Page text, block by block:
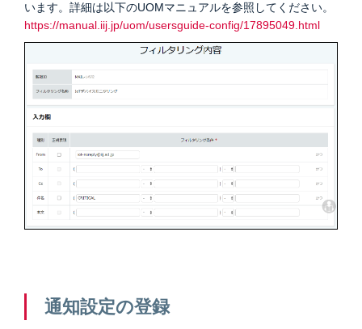
います。詳細は以下のUOMマニュアルを参照してください。
https://manual.iij.jp/uom/usersguide-config/17895049.html
通知設定の登録